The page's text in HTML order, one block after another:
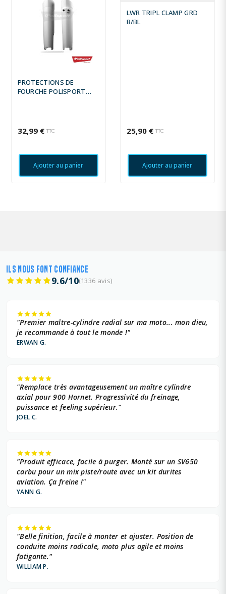
PROTECTIONS DE
FOURCHE POLISPORT
32,99 € TTC
Ajouter au panier
LWR TRIPL CLAMP GRD
B/BL
25,90 € TTC
Ajouter au panier
ILS NOUS FONT CONFIANCE
9.6/10(1336 avis)
"Premier maître-cylindre radial sur ma moto... mon dieu,
je recommande à tout le monde !"
ERWAN G.
"Remplace très avantageusement un maître cylindre
axial pour 900 Hornet. Progressivité du freinage,
puissance et feeling supérieur."
JOËL C.
"Produit efficace, facile à purger. Monté sur un SV650
carbu pour un mix piste/route avec un kit durites
aviation. Ça freine !"
YANN G.
"Belle finition, facile à monter et ajuster. Position de
conduite moins radicale, moto plus agile et moins
fatigante."
WILLIAM P.